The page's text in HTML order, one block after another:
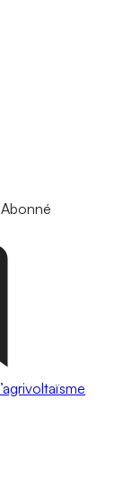
Abonné